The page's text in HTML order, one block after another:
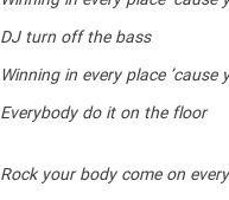
DJ turn off the bass
Winning in every place
Everybody do it on the floor
Rock your body come on